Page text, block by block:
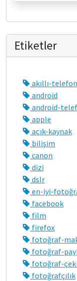
Etiketler
akıllı-telefon
android
android-
apple
açık-kaynak
bilişim
canon
dizi
dslr
en-iyi-
facebook
film
firefox
fotoğraf-
fotoğraf-
fotoğraf-
fotoğrafçılık